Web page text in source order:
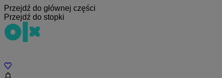
Przejdź do głównej części
Przejdź do stopki